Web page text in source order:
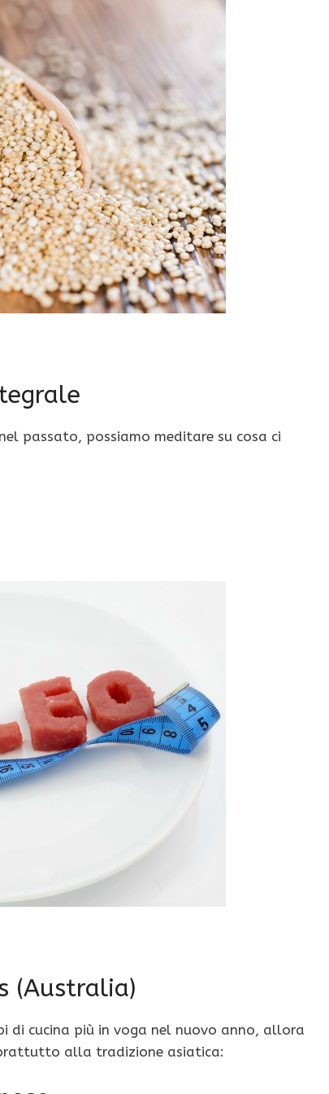
passato, possiamo meditare su cosa ci
(Australia)
di cucina più in voga nel nuovo anno, allora
alla tradizione asiatica: